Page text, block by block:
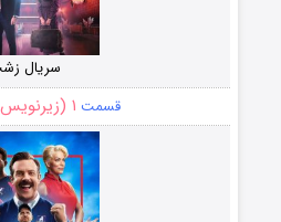
سریال
قسمت ۱ (زیرنویس)